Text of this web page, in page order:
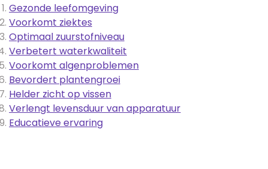
Gezonde leefomgeving
Voorkomt ziektes
Optimaal zuurstofniveau
Verbetert waterkwaliteit
Voorkomt algenproblemen
Bevordert plantengroei
Helder zicht op vissen
Verlengt levensduur van apparatuur
Educatieve ervaring